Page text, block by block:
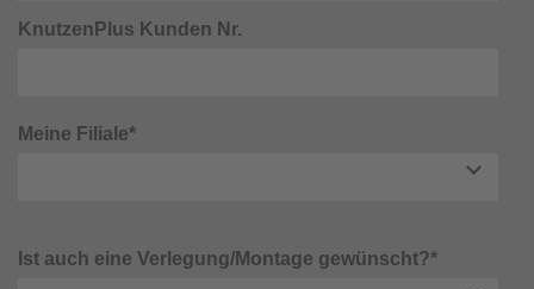
KnutzenPlus Kunden Nr.
Meine Filiale*
Ist auch eine Verlegung/Montage gewünscht?*